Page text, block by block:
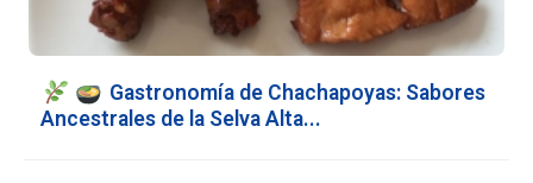
Gastronomía de Chachapoyas: Sabores
Ancestrales de la Selva Alta...